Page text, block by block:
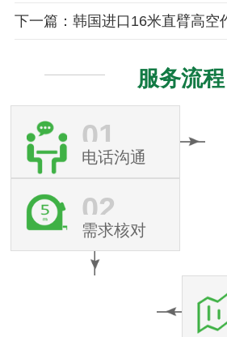
下一篇：韩国进口16米直臂高空
服务流程
01
电话沟通
02
需求核对